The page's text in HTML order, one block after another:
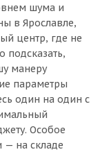
шума и
в Ярославле,
центр, где не
подсказать,
манеру
параметры
один на один с
Особое
— на складе